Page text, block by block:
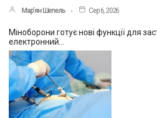
Мар’ян Шепель Сер 6, 2026
Міноборони готує нові функції для
електронний…